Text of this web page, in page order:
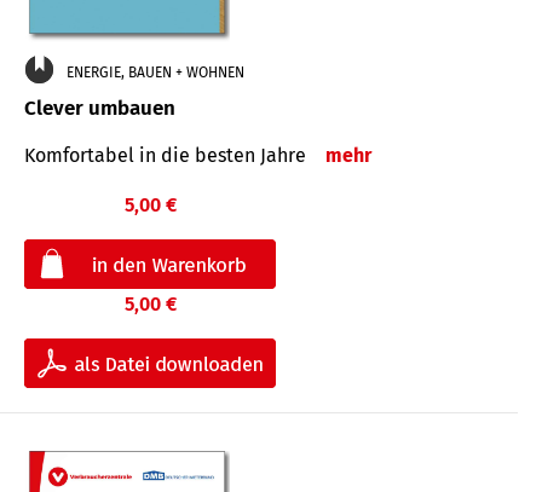
ENERGIE, BAUEN + WOHNEN
Clever umbauen
Komfortabel in die besten Jahre mehr
5,00 €
5,00 €